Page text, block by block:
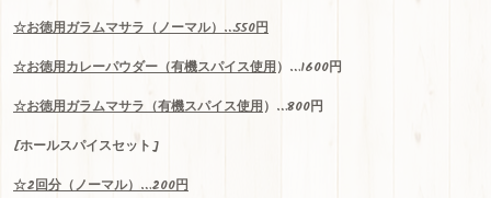
☆お徳用ガラムマサラ（ノーマル）…550円
☆お徳用カレーパウダー（有機スパイス使用）…1600円
☆お徳用ガラムマサラ（有機スパイス使用）…800円
[ホールスパイスセット]
☆2回分（ノーマル） …200円